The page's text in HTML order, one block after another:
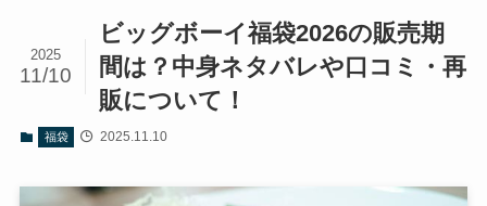
ビッグボーイ福袋2026の販売期
間は？中身ネタバレや口コミ・再
販について！
2025
11/10
福袋 2025.11.10